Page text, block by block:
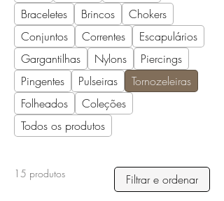
Braceletes
Brincos
Chokers
Conjuntos
Correntes
Escapulários
Gargantilhas
Nylons
Piercings
Pingentes
Pulseiras
Tornozeleiras
Folheados
Coleções
Todos os produtos
15 produtos Filtrar e ordenar